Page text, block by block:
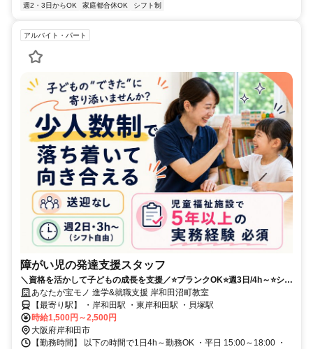
週2・3日からOK
家庭都合休OK シフト制
アルバイト・パート
障がい児の発達支援スタッフ
＼資格を活かして子どもの成長を支援／⭐ブランクOK⭐週3日/4h～⭐シフ
ト自由⭐土日祝休みOK/家庭都合休OK⭐頑張りを評価！昇給実績年3回
あなたが宝モノ 進学&就職支援 岸和田沼町教室
【最寄り駅】 ・岸和田駅 ・東岸和田駅 ・貝塚駅
時給1,500円～2,500円
大阪府岸和田市
【勤務時間】 以下の時間で1日4h～勤務OK ・平日 15:00～18:00 ・